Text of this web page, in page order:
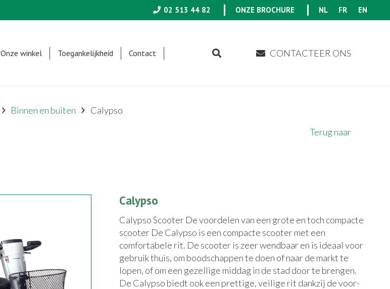
02 513 44 82 ONZE BROCHURE NL FR EN
Onze winkel Toegankelijkheid Contact CONTACTEER ONS
Binnen en buiten
Calypso
Terug naar
Calypso
Calypso Scooter De voordelen van een grote en toch compacte
scooter De Calypso is een compacte scooter met een
comfortabele rit. De scooter is zeer wendbaar en is ideaal voor
gebruik thuis, om boodschappen te doen of naar de markt te
lopen, of om een gezellige middag in de stad door te brengen.
De Calypso biedt ook een prettige, veilige rit dankzij de voor-